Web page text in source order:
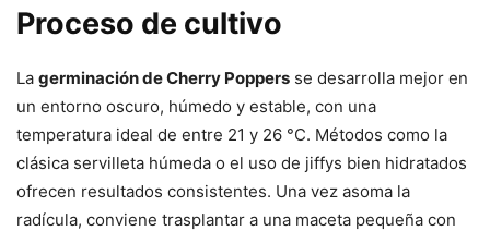
Proceso de cultivo
La germinación de Cherry Poppers se desarrolla mejor en
un entorno oscuro, húmedo y estable, con una
temperatura ideal de entre 21 y 26 °C. Métodos como la
clásica servilleta húmeda o el uso de jiffys bien hidratados
ofrecen resultados consistentes. Una vez asoma la
radícula, conviene trasplantar a una maceta pequeña con